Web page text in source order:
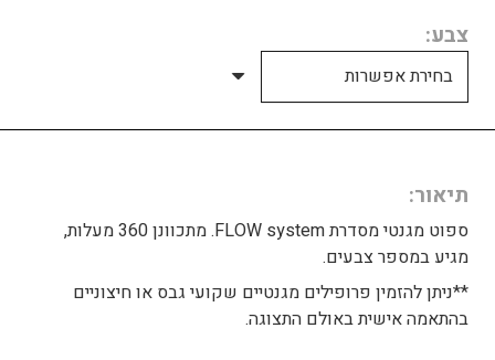
צבע
תיאור
ספוט מגנטי מסדרת FLOW system. מתכוונן 360 מעלות,
מגיע במספר צבעים.
**ניתן להזמין פרופילים מגנטיים שקועי גבס או חיצוניים
בהתאמה אישית באולם התצוגה.